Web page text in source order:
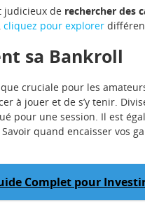
judicieux de rechercher des
cliquez pour explorer
sa Bankroll
cruciale pour les
à jouer et de s’y tenir.
pour une session. Il est
quand encaisser vos
Complet pour